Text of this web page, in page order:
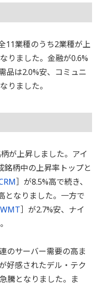
11業種のうち2業種が上
りました。金融が0.6%
品は2.0%安、コミュニ
りました。
が上昇しました。アイ
銘柄中の上昇率トップと
］が8.5%高で続き、
となりました。一方で
WMT］が2.7%安、ナイ
のサーバー需要の高ま
好感されたデル・テク
騰となりました。ま